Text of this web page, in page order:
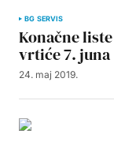
BG SERVIS
Konačne
vrtiće 7. juna
24. maj 2019.